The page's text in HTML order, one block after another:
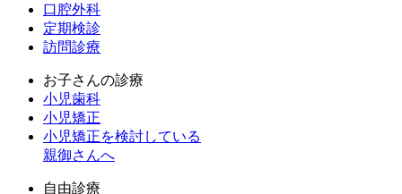
口腔外科
定期検診
訪問診療
お子さんの診療
小児歯科
小児矯正
小児矯正を検討している
親御さんへ
自由診療